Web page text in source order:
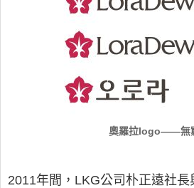
奧羅拉logo——無
2011年間，LKG公司朴正遠社